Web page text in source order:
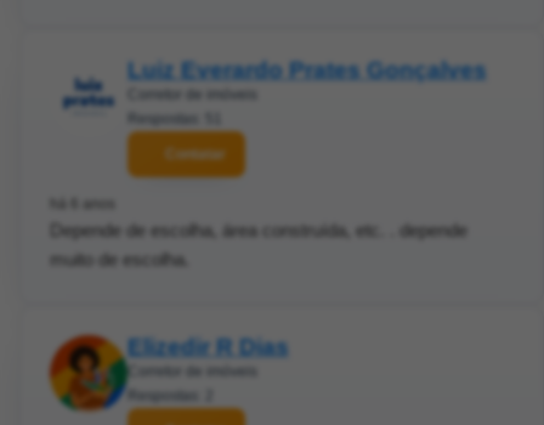
Luiz Everardo Prates Gonçalves
Contatar
Depende de escolha, área construída, etc. . depende
muito de escolha.
Elizedir R Dias